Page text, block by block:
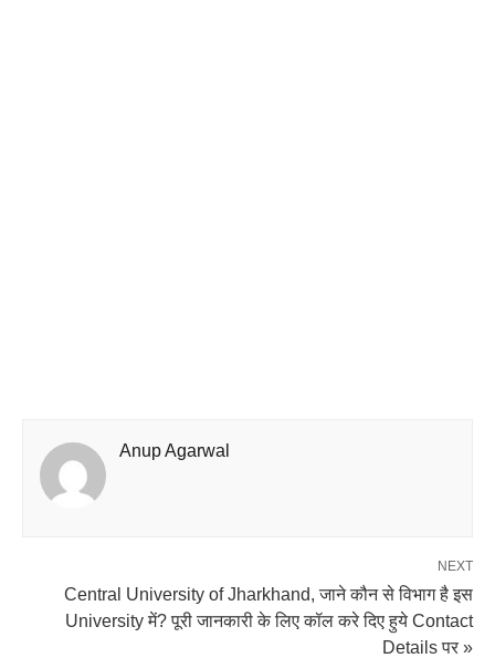
Anup Agarwal
NEXT
Central University of Jharkhand, जाने कौन से विभाग है इस
University में? पूरी जानकारी के लिए कॉल करे दिए हुये Contact
Details पर »